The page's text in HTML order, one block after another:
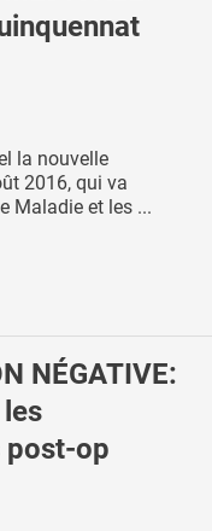
la nouvelle
2016, qui va
Maladie et les ...
NÉGATIVE:
post-op